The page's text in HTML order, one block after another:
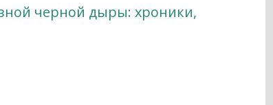
черной дыры: хроники,